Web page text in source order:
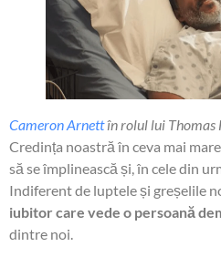
Cameron Arnettîn rolul lui Thomas
Credința noastră în ceva mai
să se împlinească și, în cele din
Indiferent de luptele și greșelile
iubitor care vede o persoană
dintre noi.